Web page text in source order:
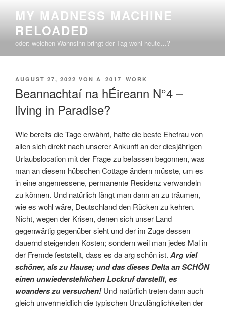
springen
MY MADNESS MACHINE
RELOADED
oder: welchen Wahnsinn bringt der Tag wohl heute…?
VERÖFFENTLICHT
AUGUST 27, 2022 VON A_2017_WORK
Beannachtaí na hÉireann N°4 –
living in Paradise?
Wie bereits die Tage erwähnt, hatte die beste Ehefrau von
allen sich direkt nach unserer Ankunft an der diesjährigen
Urlaubslocation mit der Frage zu befassen begonnen, was
man an diesem hübschen Cottage ändern müsste, um es
in eine angemessene, permanente Residenz verwandeln
zu können. Und natürlich fängt man dann an zu träumen,
wie es wohl wäre, Deutschland den Rücken zu kehren.
Nicht, wegen der Krisen, denen sich unser Land
gegenwärtig gegenüber sieht und der im Zuge dessen
dauernd steigenden Kosten; sondern weil man jedes Mal in
der Fremde feststellt, dass es da arg schön ist. Arg viel
schöner, als zu Hause; und das dieses Delta an SCHÖN
einen unwiederstehlichen Lockruf darstellt, es
woanders zu versuchen!Und natürlich treten dann auch
gleich unvermeidlich die typischen Unzulänglichkeiten der